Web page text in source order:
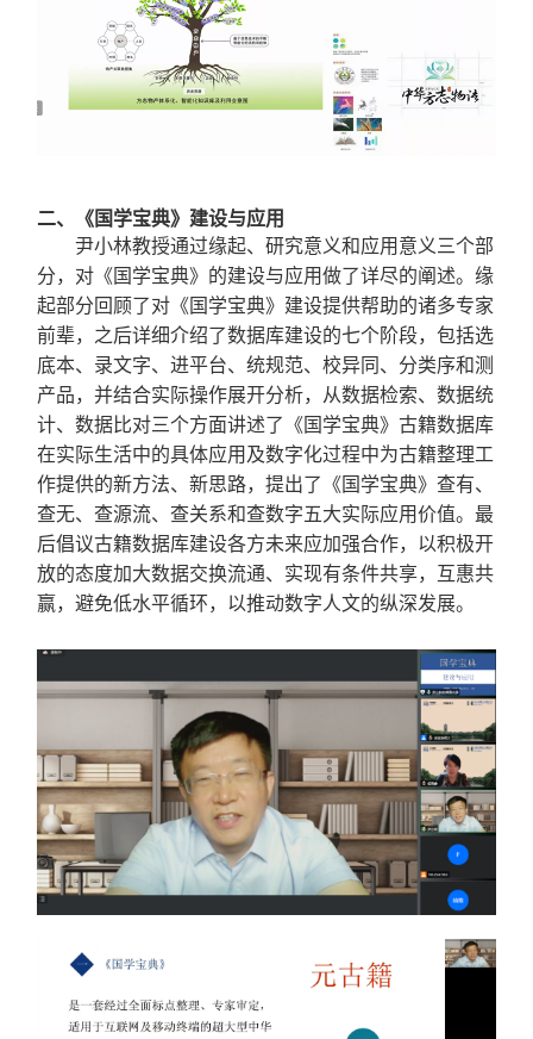
二、《国学宝典》建设与应用
尹小林教授通过缘起、研究意义和应用意义三个部
分，对《国学宝典》的建设与应用做了详尽的阐述。缘
起部分回顾了对《国学宝典》建设提供帮助的诸多专家
前辈，之后详细介绍了数据库建设的七个阶段，包括选
底本、录文字、进平台、统规范、校异同、分类序和测
产品，并结合实际操作展开分析，从数据检索、数据统
计、数据比对三个方面讲述了《国学宝典》古籍数据库
在实际生活中的具体应用及数字化过程中为古籍整理工
作提供的新方法、新思路，提出了《国学宝典》查有、
查无、查源流、查关系和查数字五大实际应用价值。最
后倡议古籍数据库建设各方未来应加强合作，以积极开
放的态度加大数据交换流通、实现有条件共享，互惠共
赢，避免低水平循环，以推动数字人文的纵深发展。